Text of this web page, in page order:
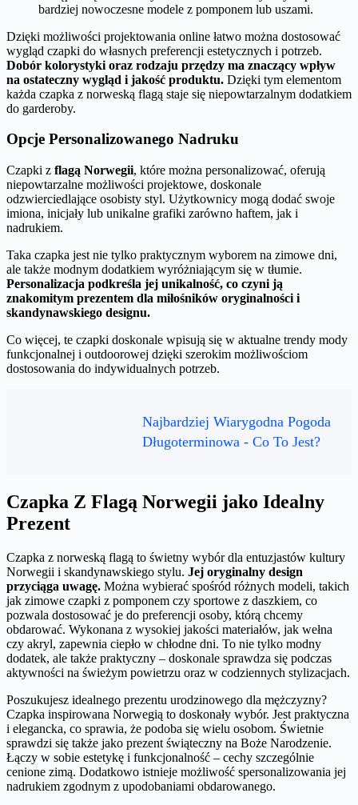
bardziej nowoczesne modele z pomponem lub uszami.
Dzięki możliwości projektowania online łatwo można dostosować
wygląd czapki do własnych preferencji estetycznych i potrzeb.
Dobór kolorystyki oraz rodzaju przędzy ma znaczący wpływ
na ostateczny wygląd i jakość produktu. Dzięki tym elementom
każda czapka z norweską flagą staje się niepowtarzalnym dodatkiem
do garderoby.
Opcje Personalizowanego Nadruku
Czapki z flagą Norwegii, które można personalizować, oferują
niepowtarzalne możliwości projektowe, doskonale
odzwierciedlające osobisty styl. Użytkownicy mogą dodać swoje
imiona, inicjały lub unikalne grafiki zarówno haftem, jak i
nadrukiem.
Taka czapka jest nie tylko praktycznym wyborem na zimowe dni,
ale także modnym dodatkiem wyróżniającym się w tłumie.
Personalizacja podkreśla jej unikalność, co czyni ją
znakomitym prezentem dla miłośników oryginalności i
skandynawskiego designu.
Co więcej, te czapki doskonale wpisują się w aktualne trendy mody
funkcjonalnej i outdoorowej dzięki szerokim możliwościom
dostosowania do indywidualnych potrzeb.
Najbardziej Wiarygodna Pogoda
Długoterminowa - Co To Jest?
Czapka Z Flagą Norwegii jako Idealny
Prezent
Czapka z norweską flagą to świetny wybór dla entuzjastów kultury
Norwegii i skandynawskiego stylu. Jej oryginalny design
przyciąga uwagę. Można wybierać spośród różnych modeli, takich
jak zimowe czapki z pomponem czy sportowe z daszkiem, co
pozwala dostosować je do preferencji osoby, którą chcemy
obdarować. Wykonana z wysokiej jakości materiałów, jak wełna
czy akryl, zapewnia ciepło w chłodne dni. To nie tylko modny
dodatek, ale także praktyczny – doskonale sprawdza się podczas
aktywności na świeżym powietrzu oraz w codziennych stylizacjach.
Poszukujesz idealnego prezentu urodzinowego dla mężczyzny?
Czapka inspirowana Norwegią to doskonały wybór. Jest praktyczna
i elegancka, co sprawia, że podoba się wielu osobom. Świetnie
sprawdzi się także jako prezent świąteczny na Boże Narodzenie.
Łączy w sobie estetykę i funkcjonalność – cechy szczególnie
cenione zimą. Dodatkowo istnieje możliwość spersonalizowania jej
nadrukiem zgodnym z upodobaniami obdarowanego.